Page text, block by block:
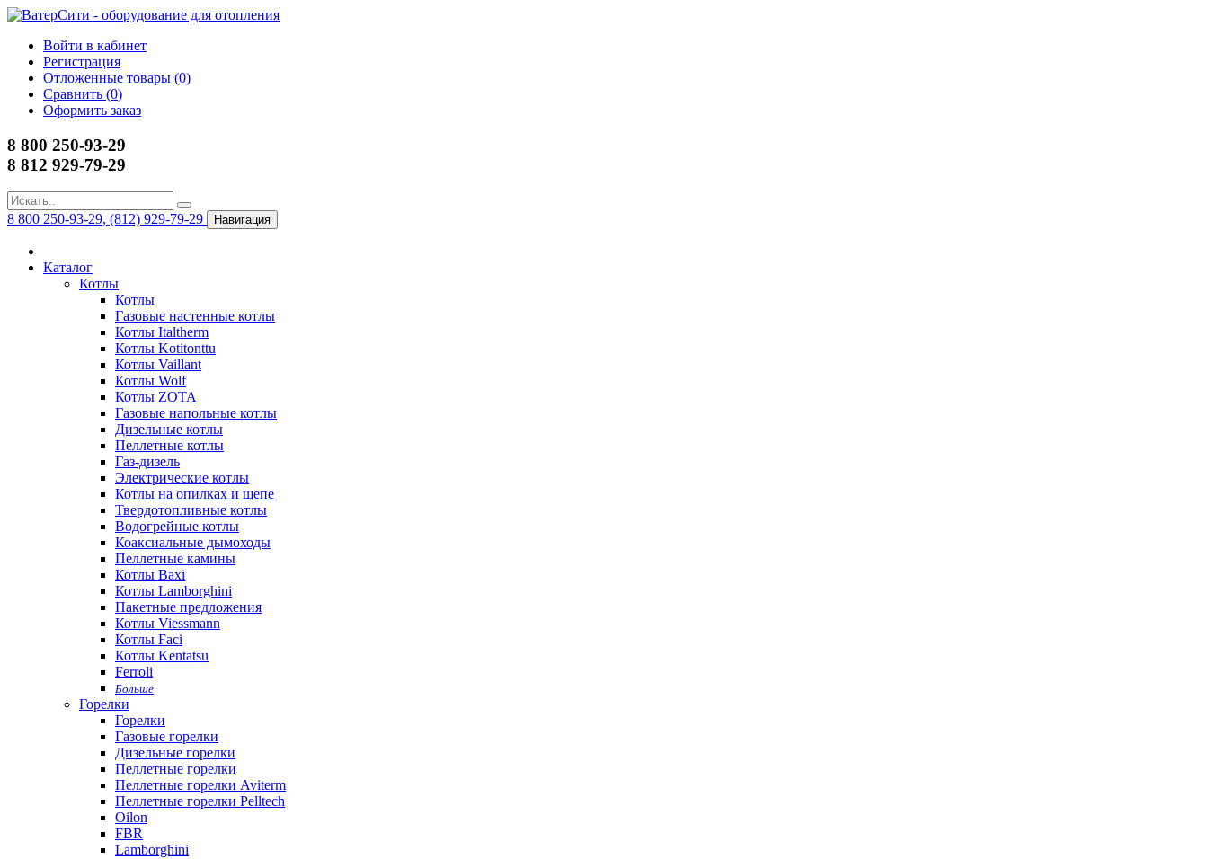
Войти в кабинет
Регистрация
Отложенные товары (0)
Сравнить (0)
Оформить заказ
8 800 250-93-29
8 812 929-79-29
8 800 250-93-29, (812) 929-79-29 Навигация
Каталог
Котлы
Котлы
Газовые настенные котлы
Котлы Italtherm
Котлы Kotitonttu
Котлы Vaillant
Котлы Wolf
Котлы ZOTA
Газовые напольные котлы
Дизельные котлы
Пеллетные котлы
Газ-дизель
Электрические котлы
Котлы на опилках и щепе
Твердотопливные котлы
Водогрейные котлы
Коаксиальные дымоходы
Пеллетные камины
Котлы Baxi
Котлы Lamborghini
Пакетные предложения
Котлы Viessmann
Котлы Faci
Котлы Kentatsu
Ferroli
Больше
Горелки
Горелки
Газовые горелки
Дизельные горелки
Пеллетные горелки
Пеллетные горелки Aviterm
Пеллетные горелки Pelltech
Oilon
FBR
Lamborghini